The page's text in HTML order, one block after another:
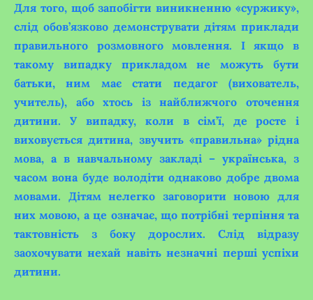
Для того, щоб запобігти виникненню «суржику»,
слід обов’язково демонструвати дітям приклади
правильного розмовного мовлення. І якщо в
такому випадку прикладом не можуть бути
батьки, ним має стати педагог (вихователь,
учитель), або хтось із найближчого оточення
дитини. У випадку, коли в сім’ї, де росте і
виховується дитина, звучить «правильна» рідна
мова, а в навчальному закладі – українська, з
часом вона буде володіти однаково добре двома
мовами. Дітям нелегко заговорити новою для
них мовою, а це означає, що потрібні терпіння та
тактовність з боку дорослих. Слід відразу
заохочувати нехай навіть незначні перші успіхи
дитини.